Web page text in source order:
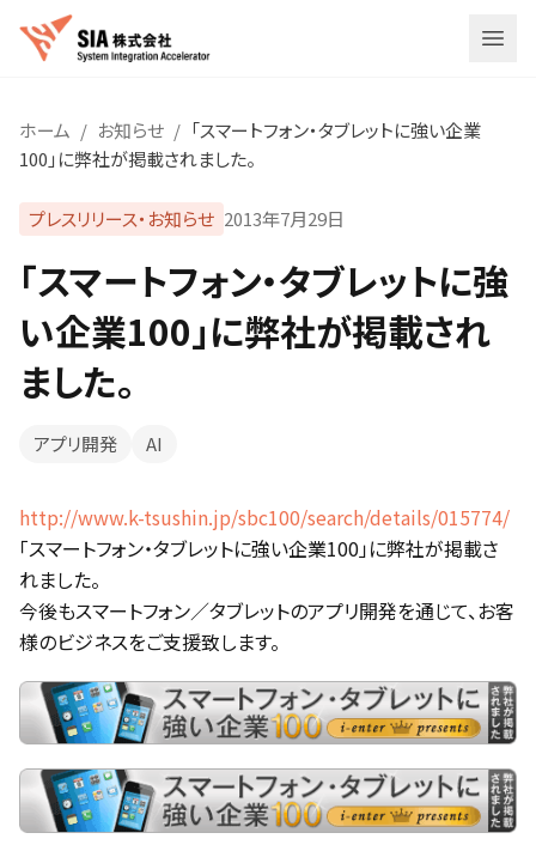
メニ
ホーム / お知らせ / 「スマートフォン・タブレットに強い企業
100」に弊社が掲載されました。
プレスリリース・お知らせ 2013年7月29日
「スマートフォン・タブレットに強
い企業100」に弊社が掲載され
ました。
アプリ開発 AI
http://www.k-tsushin.jp/sbc100/search/details/015774/
「スマートフォン・タブレットに強い企業100」に弊社が掲載さ
れました。
今後もスマートフォン／タブレットのアプリ開発を通じて、お客
様のビジネスをご支援致します。